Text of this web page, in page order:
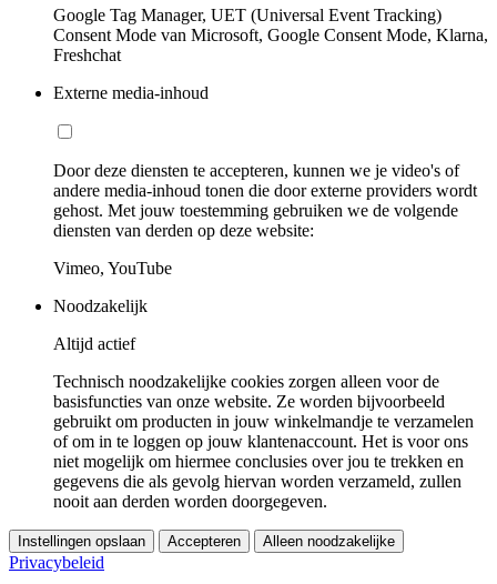
Google Tag Manager, UET (Universal Event Tracking)
Consent Mode van Microsoft, Google Consent Mode, Klarna,
Freshchat
Externe media-inhoud
Door deze diensten te accepteren, kunnen we je video's of
andere media-inhoud tonen die door externe providers wordt
gehost. Met jouw toestemming gebruiken we de volgende
diensten van derden op deze website:
Vimeo, YouTube
Noodzakelijk
Altijd actief
Technisch noodzakelijke cookies zorgen alleen voor de
basisfuncties van onze website. Ze worden bijvoorbeeld
gebruikt om producten in jouw winkelmandje te verzamelen
of om in te loggen op jouw klantenaccount. Het is voor ons
niet mogelijk om hiermee conclusies over jou te trekken en
gegevens die als gevolg hiervan worden verzameld, zullen
nooit aan derden worden doorgegeven.
Instellingen opslaan Accepteren Alleen noodzakelijke
Privacybeleid